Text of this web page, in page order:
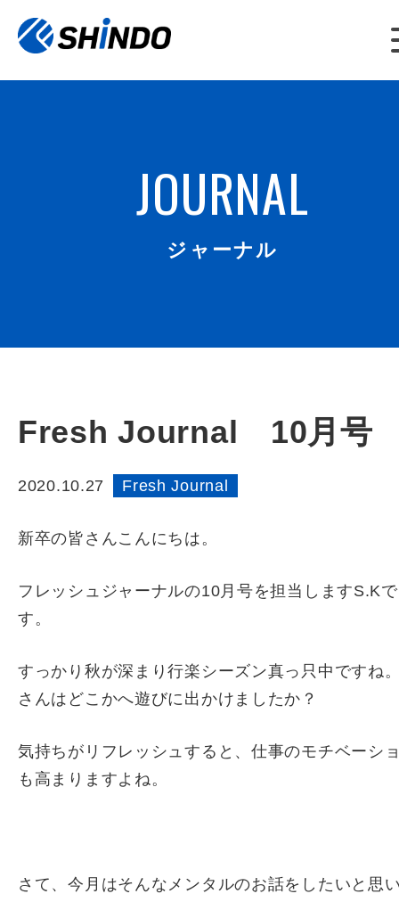
JOURNAL
ジャーナル
Fresh Journal 10月号
2020.10.27 Fresh Journal
新卒の皆さんこんにちは。
フレッシュジャーナルの10月号を担当しますS.Kで
す。
すっかり秋が深まり行楽シーズン真っ只中ですね
さんはどこかへ遊びに出かけましたか？
気持ちがリフレッシュすると、仕事のモチベーシ
も高まりますよね。
さて、今月はそんなメンタルのお話をしたいと思